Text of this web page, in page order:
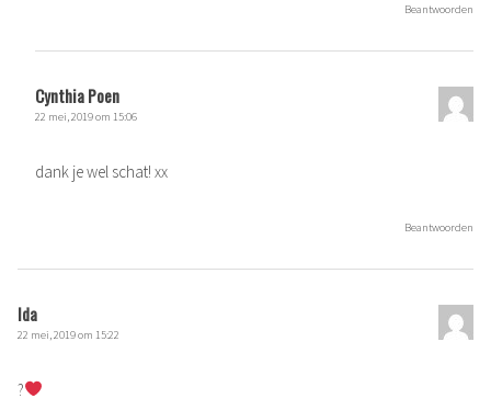
Beantwoorden
Cynthia Poen
22 mei, 2019 om 15:06
dank je wel schat! xx
Beantwoorden
Ida
22 mei, 2019 om 15:22
?